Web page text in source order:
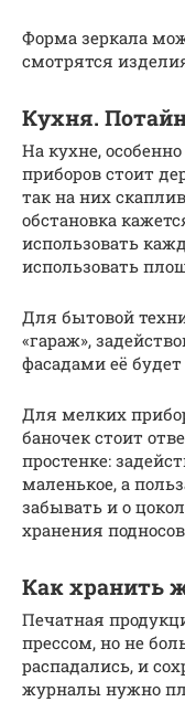
Форма зеркала
смотрятся
Кухня.
На кухне,
приборов стоит
так на них
обстановка
использовать
использовать
Для бытовой
«гараж»,
фасадами её
Для мелких
баночек стоит
простенке:
маленькое, а
забывать и о
хранения
Как хранить
Печатная
прессом, но не
распадались, и
журналы нужно